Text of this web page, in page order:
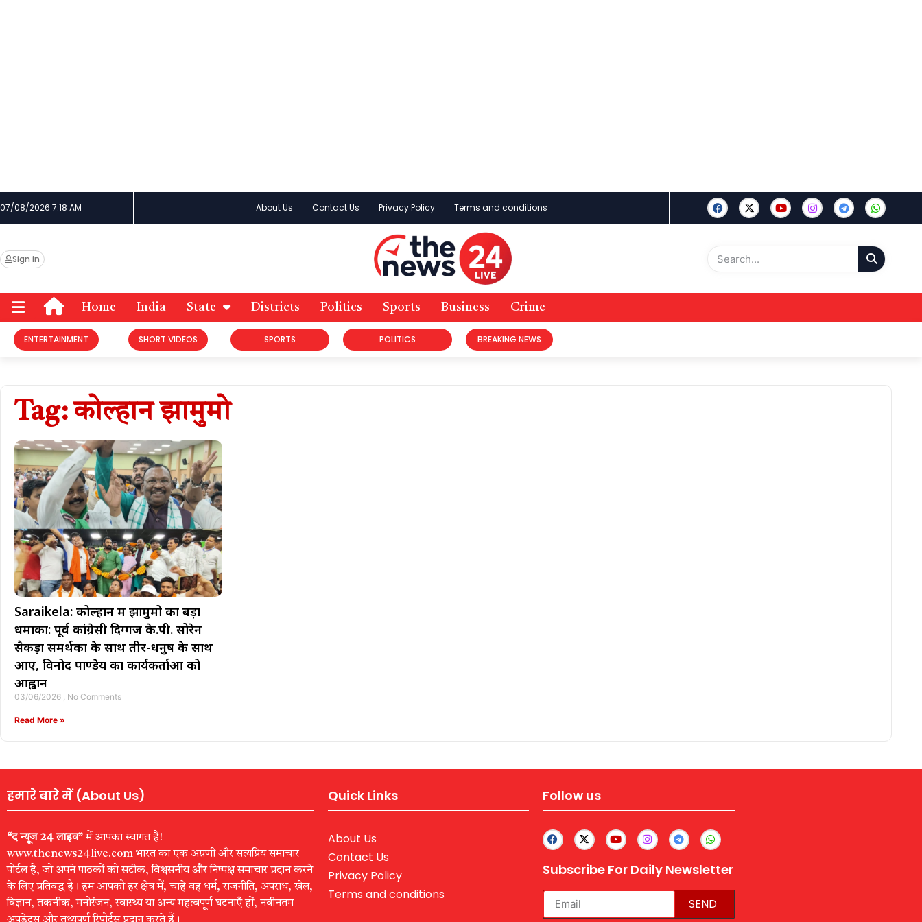
07/08/2026 7:18 AM About Us Contact Us Privacy Policy Terms and conditions
Sign in
Home India State Districts Politics Sports Business Crime
ENTERTAINMENT SHORT VIDEOS SPORTS POLITICS BREAKING NEWS
Tag: कोल्हान झामुमो
Saraikela: कोल्हान में झामुमो का बड़ा
धमाका: पूर्व कांग्रेसी दिग्गज के.पी. सोरेन
सैकड़ों समर्थकों के साथ तीर-धनुष के साथ
आए, विनोद पाण्डेय का कार्यकर्ताओं को
आह्वान
03/06/2026 No Comments
Read More »
हमारे बारे में (About Us)
“द न्यूज 24 लाइव”में आपका स्वागत है!
www.thenews24live.com भारत का एक अग्रणी और सत्यप्रिय समाचार
पोर्टल है, जो अपने पाठकों को सटीक, विश्वसनीय और निष्पक्ष समाचार प्रदान करने
के लिए प्रतिबद्ध है। हम आपको हर क्षेत्र में, चाहे वह धर्म, राजनीति, अपराध, खेल,
विज्ञान, तकनीक, मनोरंजन, स्वास्थ्य या अन्य महत्वपूर्ण घटनाएँ हों, नवीनतम
अपडेट्स और तथ्यपूर्ण रिपोर्ट्स प्रदान करते हैं।
Quick Links
About Us
Contact Us
Privacy Policy
Terms and conditions
Follow us
Subscribe For Daily Newsletter
SEND